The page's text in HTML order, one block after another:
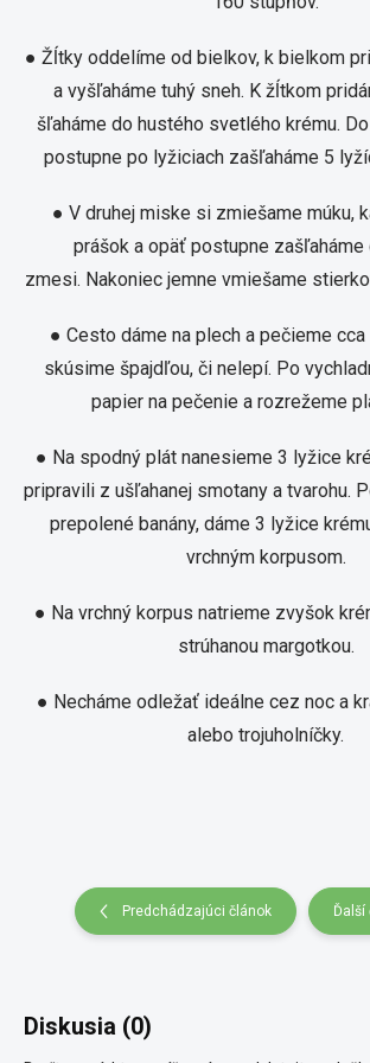
● Žĺtky oddelíme od bielkov, k bielkom
a vyšľaháme tuhý sneh. K žĺtkom
šľaháme do hustého svetlého krému.
postupne po lyžiciach zašľaháme 5
● V druhej miske si zmiešame múku,
prášok a opäť postupne
zmesi. Nakoniec jemne vmiešame
● Cesto dáme na plech a pečieme
skúsime špajdľou, či nelepí. Po
papier na pečenie a rozrežeme
● Na spodný plát nanesieme 3 lyžice
pripravili z ušľahanej smotany a tvarohu.
prepolené banány, dáme 3 lyžice
vrchným korpusom.
● Na vrchný korpus natrieme zvyšok
strúhanou margotkou.
● Necháme odležať ideálne cez noc a
alebo trojuholníčky.
Predchádzajúci článok Ďalší
Diskusia (0)